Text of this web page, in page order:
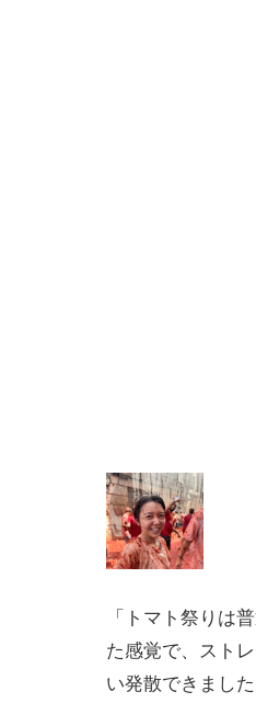
「トマト祭りは
た感覚で、スト
い発散できまし